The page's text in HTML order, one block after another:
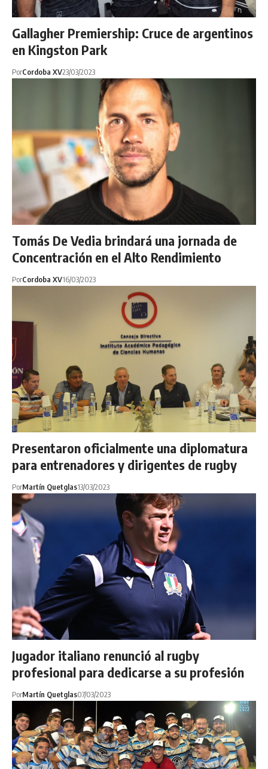
Gallagher Premiership: Cruce de argentinos
en Kingston Park
PorCordoba XV23/03/2023
Tomás De Vedia brindará una jornada de
Concentración en el Alto Rendimiento
PorCordoba XV16/03/2023
Presentaron oficialmente una diplomatura
para entrenadores y dirigentes de rugby
PorMartín Quetglas13/03/2023
Jugador italiano renunció al rugby
profesional para dedicarse a su profesión
PorMartín Quetglas07/03/2023